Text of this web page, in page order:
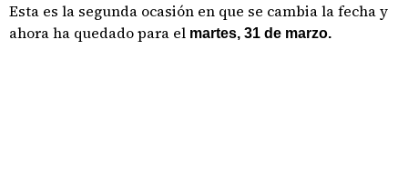
Esta es la segunda ocasión en que se cambia la fecha y
ahora ha quedado para el martes, 31 de marzo.